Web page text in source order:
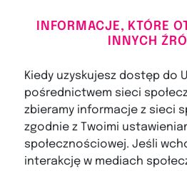
INFORMACJE, KTÓRE
INNYCH
Kiedy uzyskujesz dostęp do
pośrednictwem sieci
zbieramy informacje z sieci
zgodnie z Twoimi
społecznościowej. Jeśli
interakcję w mediach